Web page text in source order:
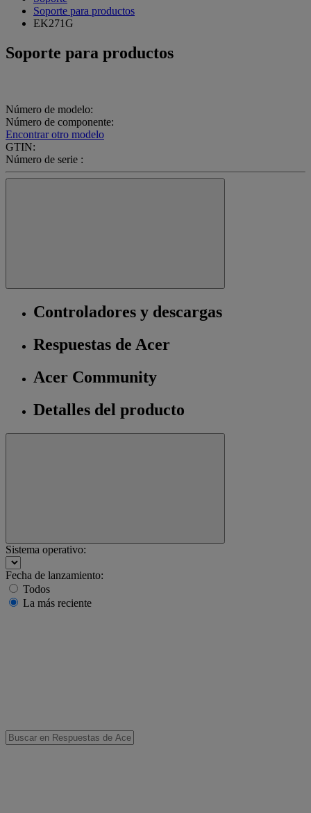
Soporte para productos
EK271G
Soporte para productos
Número de modelo:
Número de componente:
Encontrar otro modelo
GTIN:
Número de serie :
Controladores y descargas
Respuestas de Acer
Acer Community
Detalles del producto
Sistema operativo:
Fecha de lanzamiento:
Todos
La más reciente